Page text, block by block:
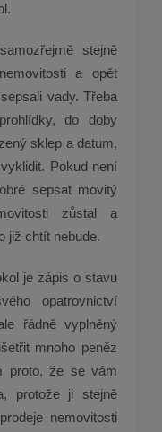
stejně
a opět
vady. Třeba
do doby
sklep a datum,
Pokud není
sepsat movitý
zůstal a
již chtít nebude.
je zápis o stavu
opatrovnictví
řádně vyplněný
mnoho peněz
proto, že se vám
protože ji stejně
nemovitosti